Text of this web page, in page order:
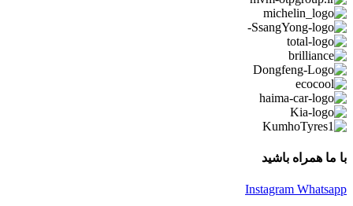
با ما همراه باشید
Instagram Whatsapp